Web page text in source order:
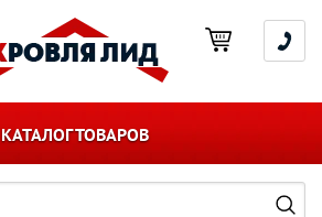
КАТАЛОГ ТОВАРОВ